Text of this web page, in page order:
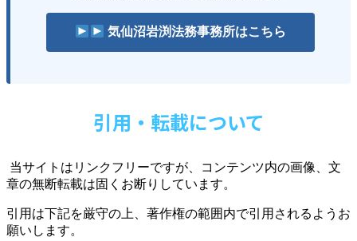
気仙沼岩渕法務事務所はこちら
引用・転載について
当サイトはリンクフリーですが、コンテンツ内の画像、文
章の無断転載は固くお断りしています。
引用は下記を厳守の上、著作権の範囲内で引用されるようお
願いします。